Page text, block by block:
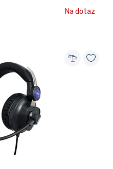
Na dotaz